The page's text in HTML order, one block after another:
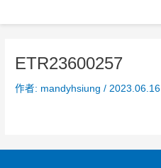
ETR23600257
作者: mandyhsiung/ 2023.06.16